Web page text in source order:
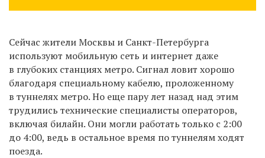
Сейчас жители Москвы и Санкт-Петербурга
используют мобильную сеть и интернет даже
в глубоких станциях метро. Сигнал ловит хорошо
благодаря специальному кабелю, проложенному
в туннелях метро. Но еще пару лет назад над этим
трудились технические специалисты операторов,
включая билайн. Они могли работать только с 2:00
до 4:00, ведь в остальное время по туннелям ходят
поезда.